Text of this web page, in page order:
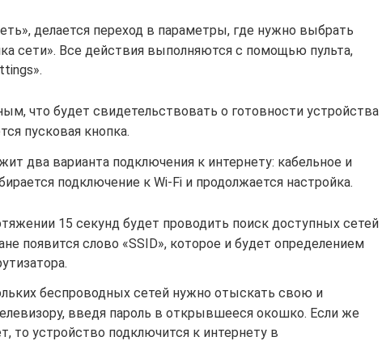
делается переход в параметры, где нужно выбрать
сети». Все действия выполняются с помощью пульта,
что будет свидетельствовать о готовности устройства
пусковая кнопка.
два варианта подключения к интернету: кабельное и
подключение к Wi-Fi и продолжается настройка.
15 секунд будет проводить поиск доступных сетей
появится слово «SSID», которое и будет определением
беспроводных сетей нужно отыскать свою и
введя пароль в открывшееся окошко. Если же
то устройство подключится к интернету в